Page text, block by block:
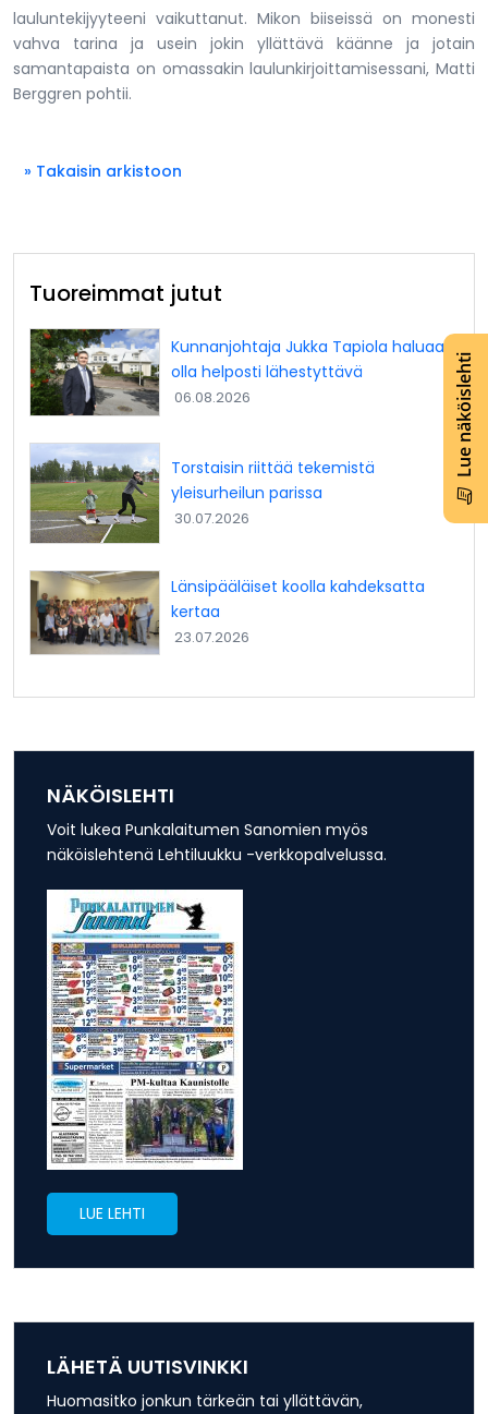
Lue näköislehti
lauluntekijyyteeni vaikuttanut. Mikon biiseissä on monesti
vahva tarina ja usein jokin yllättävä käänne ja jotain
samantapaista on omassakin laulunkirjoittamisessani, Matti
Berggren pohtii.
» Takaisin arkistoon
Tuoreimmat jutut
Kunnanjohtaja Jukka Tapiola haluaa
olla helposti lähestyttävä
06.08.2026
Torstaisin riittää tekemistä
yleisurheilun parissa
30.07.2026
Länsipääläiset koolla kahdeksatta
kertaa
23.07.2026
NÄKÖISLEHTI
Voit lukea Punkalaitumen Sanomien myös
näköislehtenä Lehtiluukku -verkkopalvelussa.
LUE LEHTI
LÄHETÄ UUTISVINKKI
Huomasitko jonkun tärkeän tai yllättävän,